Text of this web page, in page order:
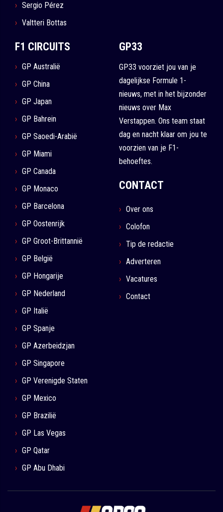
Sergio Pérez
Valtteri Bottas
F1 CIRCUITS
GP Australië
GP China
GP Japan
GP Bahrein
GP Saoedi-Arabië
GP Miami
GP Canada
GP Monaco
GP Barcelona
GP Oostenrijk
GP Groot-Brittannië
GP België
GP Hongarije
GP Nederland
GP Italië
GP Spanje
GP Azerbeidzjan
GP Singapore
GP Verenigde Staten
GP Mexico
GP Brazilië
GP Las Vegas
GP Qatar
GP Abu Dhabi
GP33
GP33 voorziet jou van je
dagelijkse Formule 1-
nieuws, met in het bijzonder
nieuws over Max
Verstappen. Ons team staat
dag en nacht klaar om jou te
voorzien van je F1-
behoeftes.
CONTACT
Over ons
Colofon
Tip de redactie
Adverteren
Vacatures
Contact